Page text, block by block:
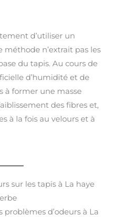
d’utiliser un
n’extrait pas les
du tapis. Au cours de
d’humidité et de
à former une masse
des fibres et,
à la fois au velours et à
sur les tapis à La haye
problèmes d’odeurs à La